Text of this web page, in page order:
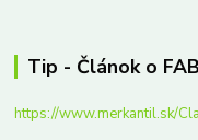
Tip - Článok o
https://www.merkantil.sk/